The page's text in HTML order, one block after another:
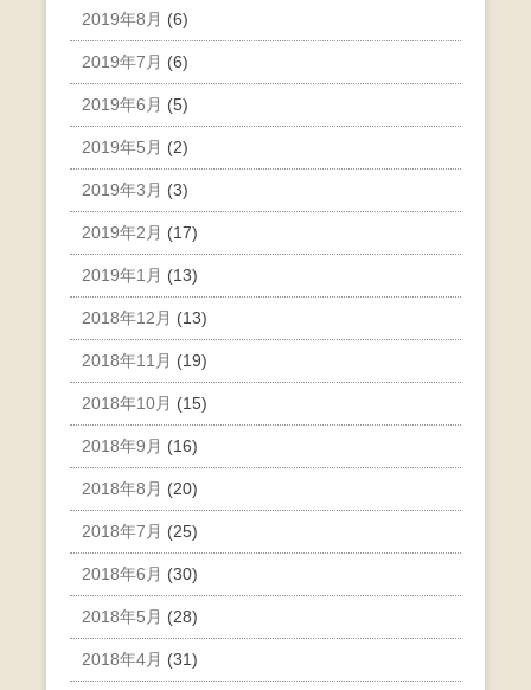
2019年8月 (6)
2019年7月 (6)
2019年6月 (5)
2019年5月 (2)
2019年3月 (3)
2019年2月 (17)
2019年1月 (13)
2018年12月 (13)
2018年11月 (19)
2018年10月 (15)
2018年9月 (16)
2018年8月 (20)
2018年7月 (25)
2018年6月 (30)
2018年5月 (28)
2018年4月 (31)